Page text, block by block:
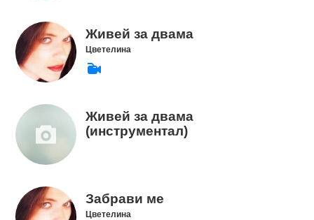
Живей за двама
Цветелина
Живей за двама
(инструментал)
Забрави ме
Цветелина